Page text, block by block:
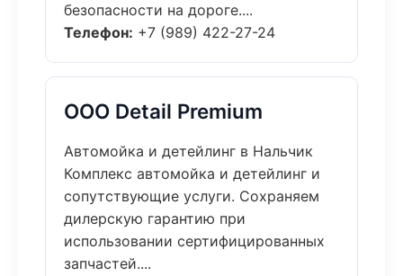
безопасности на дороге....
Телефон: +7 (989) 422-27-24
ООО Detail Premium
Автомойка и детейлинг в Нальчик
Комплекс автомойка и детейлинг и
сопутствующие услуги. Сохраняем
дилерскую гарантию при
использовании сертифицированных
запчастей....